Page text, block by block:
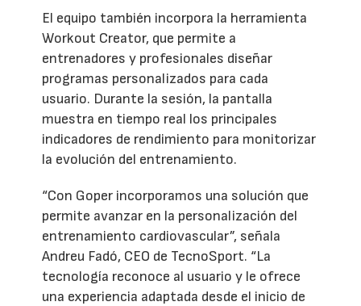
El equipo también incorpora la herramienta
Workout Creator, que permite a
entrenadores y profesionales diseñar
programas personalizados para cada
usuario. Durante la sesión, la pantalla
muestra en tiempo real los principales
indicadores de rendimiento para monitorizar
la evolución del entrenamiento.
“Con Goper incorporamos una solución que
permite avanzar en la personalización del
entrenamiento cardiovascular”, señala
Andreu Fadó, CEO de TecnoSport. “La
tecnología reconoce al usuario y le ofrece
una experiencia adaptada desde el inicio de